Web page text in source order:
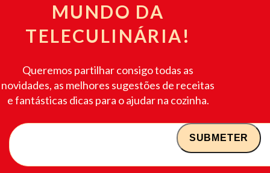
MUNDO DA
TELECULINÁRIA!
Queremos partilhar consigo todas as
novidades, as melhores sugestões de receitas
e fantásticas dicas para o ajudar na cozinha.